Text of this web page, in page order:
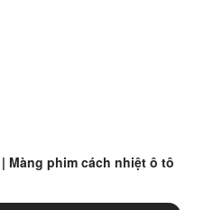
Màng phim cách nhiệt ô tô